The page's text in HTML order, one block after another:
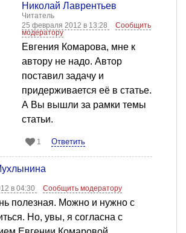
Николай Лаврентьев
Читатель
25 февраля 2012 в 13:28
Сообщить
модератору
Евгения Комарова, мне к
автору не надо. Автор
поставил задачу и
придерживается её в статье.
А Вы вышли за рамки темы
статьи.
1 Ответить
в 04:30
Сообщить модератору
полезная. Можно и нужно с
Но, увы, я согласна c